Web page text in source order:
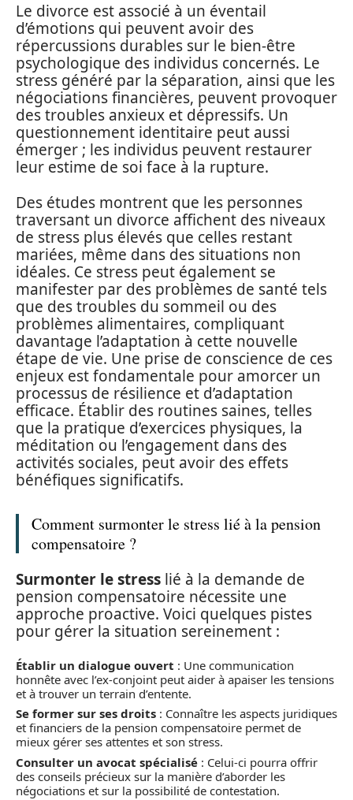
Le divorce est associé à un éventail
d’émotions qui peuvent avoir des
répercussions durables sur le bien-être
psychologique des individus concernés. Le
stress généré par la séparation, ainsi que les
négociations financières, peuvent provoquer
des troubles anxieux et dépressifs. Un
questionnement identitaire peut aussi
émerger ; les individus peuvent restaurer
leur estime de soi face à la rupture.
Des études montrent que les personnes
traversant un divorce affichent des niveaux
de stress plus élevés que celles restant
mariées, même dans des situations non
idéales. Ce stress peut également se
manifester par des problèmes de santé tels
que des troubles du sommeil ou des
problèmes alimentaires, compliquant
davantage l’adaptation à cette nouvelle
étape de vie. Une prise de conscience de ces
enjeux est fondamentale pour amorcer un
processus de résilience et d’adaptation
efficace. Établir des routines saines, telles
que la pratique d’exercices physiques, la
méditation ou l’engagement dans des
activités sociales, peut avoir des effets
bénéfiques significatifs.
Comment surmonter le stress lié à la pension
compensatoire ?
Surmonter le stress lié à la demande de
pension compensatoire nécessite une
approche proactive. Voici quelques pistes
pour gérer la situation sereinement :
Établir un dialogue ouvert : Une communication
honnête avec l’ex-conjoint peut aider à apaiser les tensions
et à trouver un terrain d’entente.
Se former sur ses droits : Connaître les aspects juridiques
et financiers de la pension compensatoire permet de
mieux gérer ses attentes et son stress.
Consulter un avocat spécialisé : Celui-ci pourra offrir
des conseils précieux sur la manière d’aborder les
négociations et sur la possibilité de contestation.